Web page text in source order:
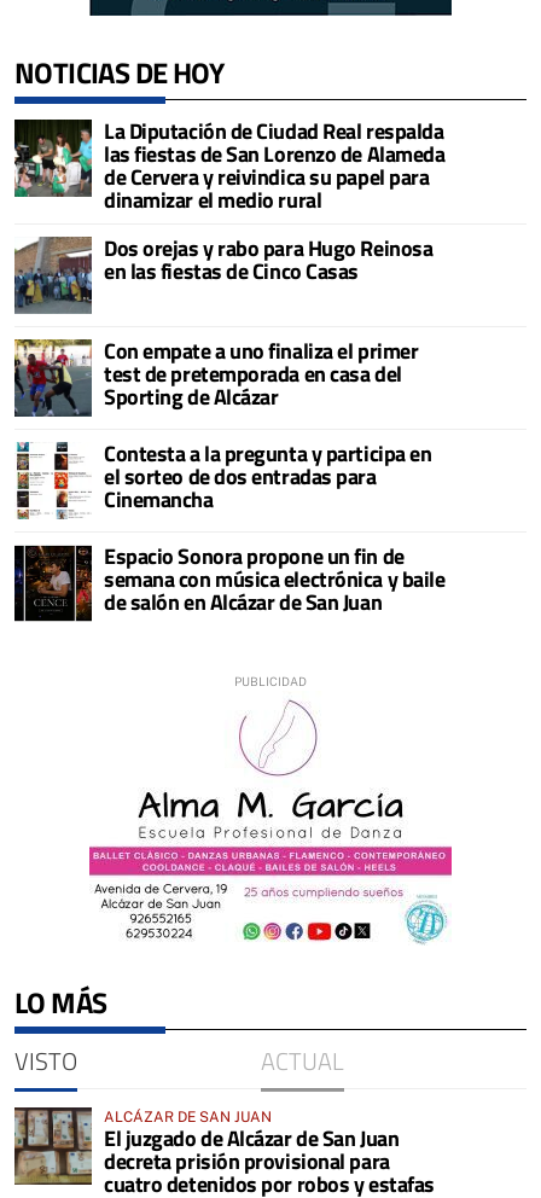
NOTICIAS DE HOY
La Diputación de Ciudad Real respalda
las fiestas de San Lorenzo de Alameda
de Cervera y reivindica su papel para
dinamizar el medio rural
Dos orejas y rabo para Hugo Reinosa
en las fiestas de Cinco Casas
Con empate a uno finaliza el primer
test de pretemporada en casa del
Sporting de Alcázar
Contesta a la pregunta y participa en
el sorteo de dos entradas para
Cinemancha
Espacio Sonora propone un fin de
semana con música electrónica y baile
de salón en Alcázar de San Juan
LO MÁS
VISTO ACTUAL
ALCÁZAR DE SAN JUAN
El juzgado de Alcázar de San Juan
decreta prisión provisional para
cuatro detenidos por robos y estafas